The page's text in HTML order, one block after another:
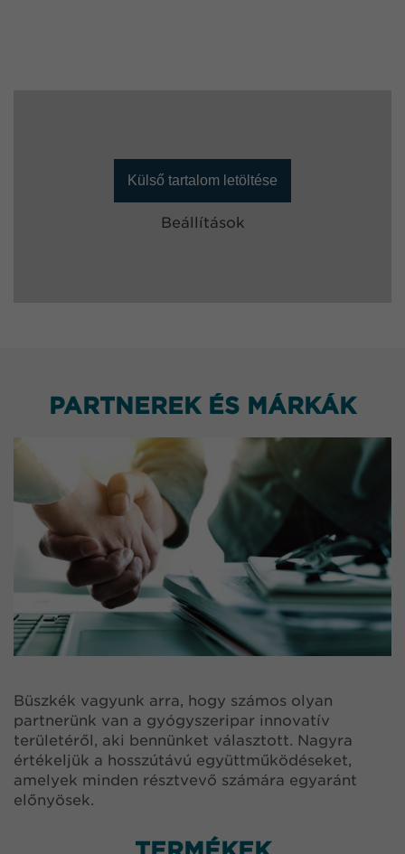
Külső tartalom letöltése
Beállítások
PARTNEREK ÉS MÁRKÁK
Büszkék vagyunk arra, hogy számos olyan
partnerünk van a gyógyszeripar innovatív
területéről, aki bennünket választott. Nagyra
értékeljük a hosszútávú együttműködéseket,
amelyek minden résztvevő számára egyaránt
előnyösek.